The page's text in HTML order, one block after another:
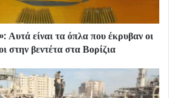
Αυτά είναι τα όπλα που έκρυβαν οι
στην βεντέτα στα Βορίζια